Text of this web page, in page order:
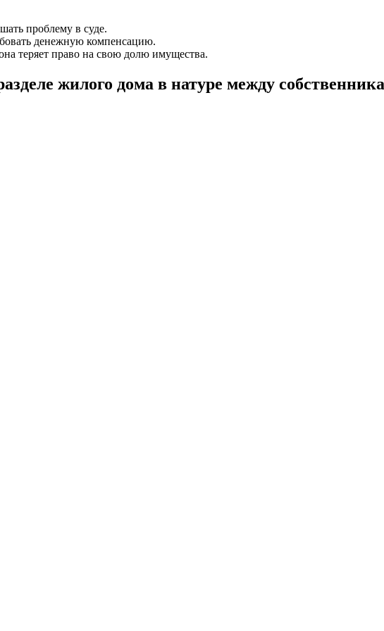
проблему в суде.
денежную компенсацию.
теряет право на свою долю имущества.
жилого дома в натуре между